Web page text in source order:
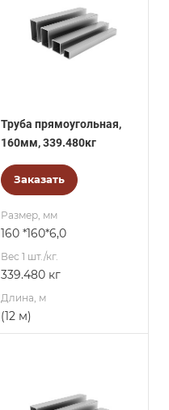
Труба прямоугольная,
160мм, 339.480кг
Заказать
Размер, мм
160 *160*6,0
Вес 1 шт./кг.
339.480 кг
Длина, м
(12 м)